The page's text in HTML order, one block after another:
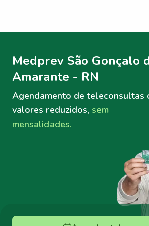
Medprev São Gonçalo
Amarante - RN
Agendamento de teleconsultas
valores reduzidos, sem
mensalidades.